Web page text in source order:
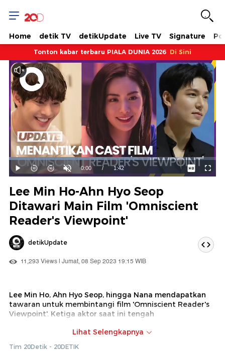
Home detik TV detikUpdate Live TV Signature
Tonton kabar terbaru PIALA DUNIA 2026 Di Sini
Mainkan
Suara
Hidup
Waktu
ini
0:00 / Durasi
1:42
Dimuat:
68.11%
Lee Min Ho-Ahn Hyo Seop
Ditawari Main Film 'Omniscient
Reader's Viewpoint'
detikUpdate
11,293 Views | Jumat, 08 Sep 2023 19:15 WIB
Lee Min Ho, Ahn Hyo Seop, hingga Nana mendapatkan
tawaran untuk membintangi film 'Omniscient Reader's
Viewpoint'. Ketiga aktor saat ini tengah
Ahn Hyo Seop akan menggelar '2023 AHN HYO SEOP
ASIA TOURIN JAKARTA' pada Sabtu (9/9) besok.
Lihat Selengkapnya
Tim 20Detik - 20DETIK